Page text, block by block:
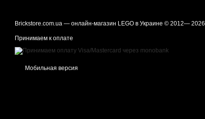
Brickstore.com.ua — онлайн-магазин LEGO в Украине © 2012— 2026
Принимаем к оплате
Мобильная версия